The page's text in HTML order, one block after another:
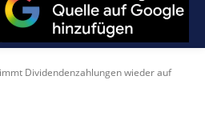
Dividendenzahlungen wieder auf